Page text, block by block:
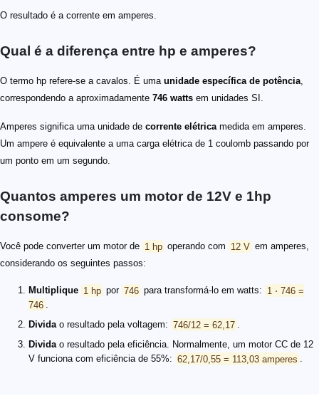
O resultado é a corrente em amperes.
Qual é a diferença entre hp e amperes?
O termo hp refere-se a cavalos. É uma unidade específica de potência,
correspondendo a aproximadamente 746 watts em unidades SI.
Amperes significa uma unidade de corrente elétricamedida em amperes.
Um ampere é equivalente a uma carga elétrica de 1 coulomb passando por
um ponto em um segundo.
Quantos amperes um motor de 12V e 1hp
consome?
Você pode converter um motor de 1 hp operando com 12 V em amperes,
considerando os seguintes passos:
Multiplique 1 hp por 746 para transformá-lo em watts: 1 ⋅ 746 =
746 .
Dividao resultado pela voltagem: 746/12 = 62,17 .
Dividao resultado pela eficiência. Normalmente, um motor CC de 12
V funciona com eficiência de 55%: 62,17/0,55 = 113,03 amperes .